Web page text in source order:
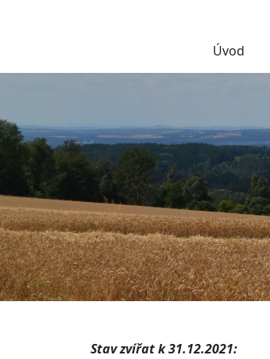
Úvod
Stav zvířat k 31.12.2021: